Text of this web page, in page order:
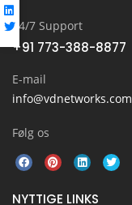
24/7 Support
+91 773-388-8877
E-mail
info@vdnetworks.com
Følg os
NYTTIGE LINKS